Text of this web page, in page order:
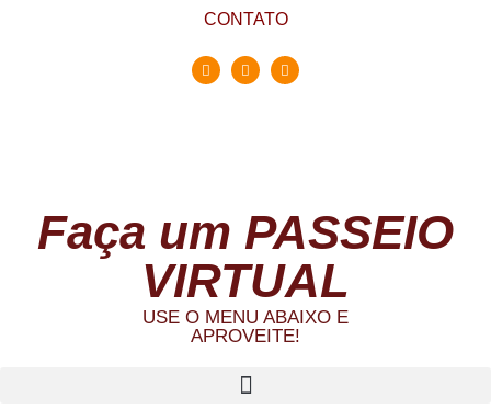
CONTATO
Faça um PASSEIO
VIRTUAL
USE O MENU ABAIXO E
APROVEITE!